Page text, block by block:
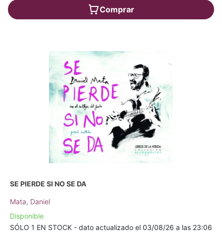
Comprar
SE PIERDE SI NO SE DA
Mata, Daniel
Disponible
SÓLO 1 EN STOCK - dato actualizado el 03/08/26 a las 23:06